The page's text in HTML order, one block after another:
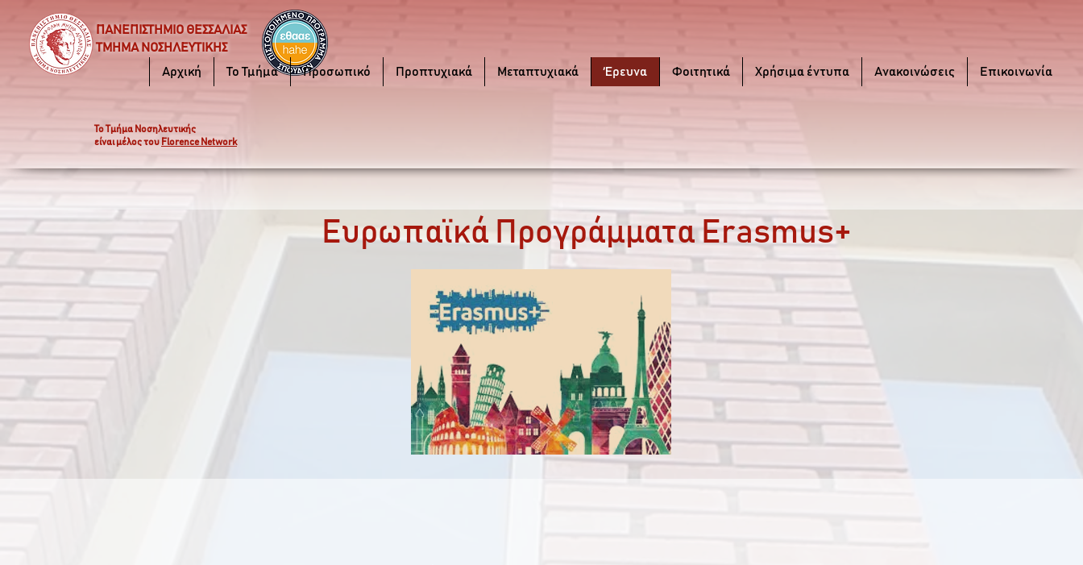
ΠΑΝΕΠΙΣΤΗΜΙΟ ΘΕΣΣΑΛΙΑΣ
ΤΜΗΜΑ ΝΟΣΗΛΕΥΤΙΚΗΣ
Το Τμήμα Νοσηλευτικής
είναι μέλος του Florence Network
Αρχική Το Τμήμα Προσωπικό Προπτυχιακά Μεταπτυχιακά Έρευνα Φοιτητικά Χρήσιμα έντυπα Ανακοινώσεις Επικοινωνία
Ευρωπαϊκά Προγράμματα Erasmus+